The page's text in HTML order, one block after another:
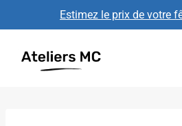
au
contenu
Estimez le prix de votre